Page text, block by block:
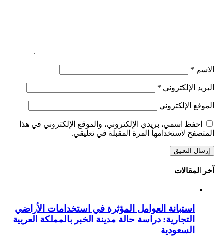
الاسم *
البريد الإلكتروني *
الموقع الإلكتروني
احفظ اسمي، بريدي الإلكتروني، والموقع الإلكتروني في هذا
المتصفح لاستخدامها المرة المقبلة في تعليقي.
آخر المقالات
استبانة العوامل المؤثرة في استخدامات الأراضي
التجارية: دراسة حالة مدينة الخبر بالمملكة العربية
السعودية